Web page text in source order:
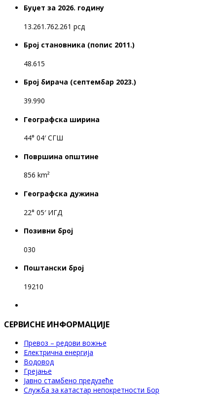
Буџет за 2026. годину
13.261.762.261 рсд
Број становника (попис 2011.)
48.615
Број бирача (септембар 2023.)
39.990
Географска ширина
44° 04′ СГШ
Површина општине
856 km²
Географска дужина
22° 05′ ИГД
Позивни број
030
Поштански број
19210
СЕРВИСНЕ ИНФОРМАЦИЈЕ
Превоз – редови вожње
Електрична енергија
Водовод
Грејање
Јавно стамбено предузеће
Служба за катастар непокретности Бор